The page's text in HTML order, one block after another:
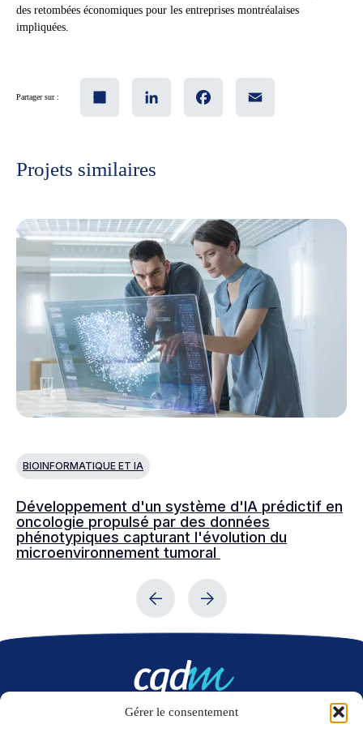
Gérer le consentement
des retombées économiques pour les entreprises montréalaises
impliquées.
Partager sur :
Projets similaires
BIOINFORMATIQUE ET IA
Développement d'un système d'IA prédictif en
oncologie propulsé par des données
phénotypiques capturant l'évolution du
microenvironnement tumoral